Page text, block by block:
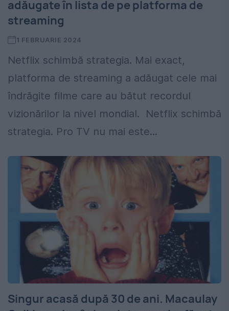
adăugate în lista de pe platforma de
streaming
1 FEBRUARIE 2024
Netflix schimbă strategia. Mai exact,
platforma de streaming a adăugat cele mai
îndrăgite filme care au bătut recordul
vizionărilor la nivel mondial. Netflix schimbă
strategia. Pro TV nu mai este...
Singur acasă după 30 de ani. Macaulay